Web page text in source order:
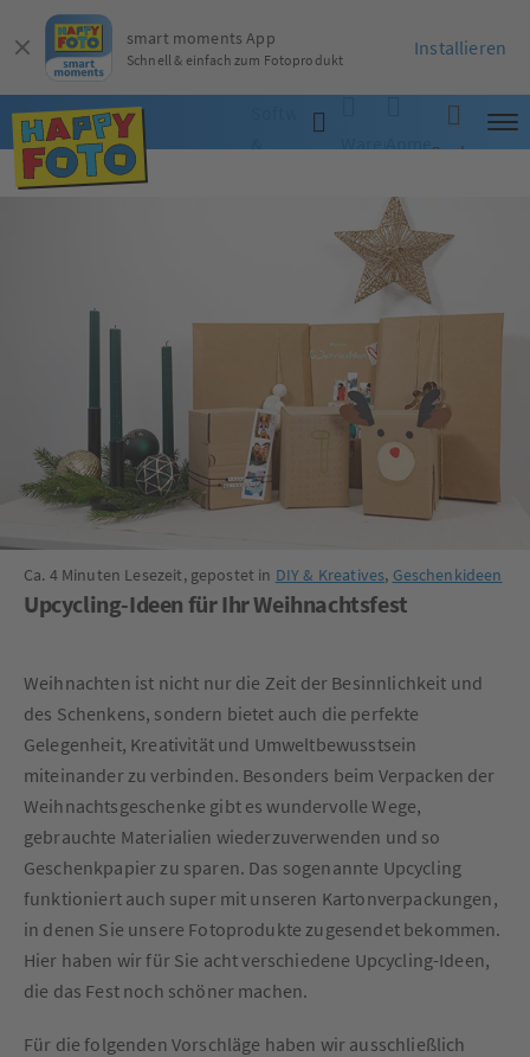
Software
WarenkorbAnmelden
Suche
Ca. 4 Minuten Lesezeit, gepostet in DIY & Kreatives, Geschenkideen
Upcycling-Ideen für Ihr Weihnachtsfest
Weihnachten ist nicht nur die Zeit der Besinnlichkeit und
des Schenkens, sondern bietet auch die perfekte
Gelegenheit, Kreativität und Umweltbewusstsein
miteinander zu verbinden. Besonders beim Verpacken der
Weihnachtsgeschenke gibt es wundervolle Wege,
gebrauchte Materialien wiederzuverwenden und so
Geschenkpapier zu sparen. Das sogenannte Upcycling
funktioniert auch super mit unseren Kartonverpackungen,
in denen Sie unsere Fotoprodukte zugesendet bekommen.
Hier haben wir für Sie acht verschiedene Upcycling-Ideen,
die das Fest noch schöner machen.
Für die folgenden Vorschläge haben wir ausschließlich
smart moments App
Schnell & einfach zum Fotoprodukt
Installieren